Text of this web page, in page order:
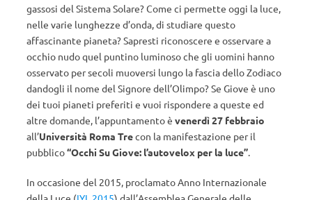
gassosi del Sistema Solare? Come ci permette oggi la luce,
nelle varie lunghezze d’onda, di studiare questo
affascinante pianeta? Sapresti riconoscere e osservare a
occhio nudo quel puntino luminoso che gli uomini hanno
osservato per secoli muoversi lungo la fascia dello Zodiaco
dandogli il nome del Signore dell’Olimpo? Se Giove è uno
dei tuoi pianeti preferiti e vuoi rispondere a queste ed
altre domande, l’appuntamento è venerdì 27 febbraio
all’Università Roma Trecon la manifestazione per il
pubblico“Occhi Su Giove: l’autovelox per la luce”.
In occasione del 2015, proclamato Anno Internazionale